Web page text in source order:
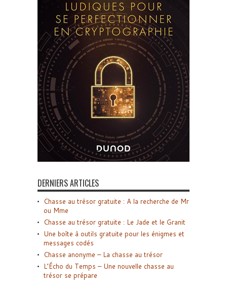
DERNIERS ARTICLES
Chasse au trésor gratuite : A la recherche de Mr
ou Mme
Chasse au trésor gratuite : Le Jade et le Granit
Une boîte à outils gratuite pour les énigmes et
messages codés
Chasse anonyme – La chasse au trésor
L’Écho du Temps – Une nouvelle chasse au
trésor se prépare